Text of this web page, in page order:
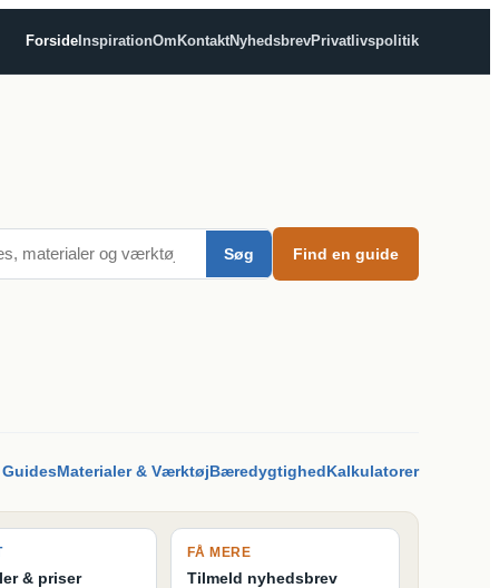
Forside InspirationOm KontaktNyhedsbrevPrivatlivspolitik
Søg Find en guide
GuidesMaterialer & VærktøjBæredygtighedKalkulatorer
& priser
FÅ MERE
Tilmeld nyhedsbrev